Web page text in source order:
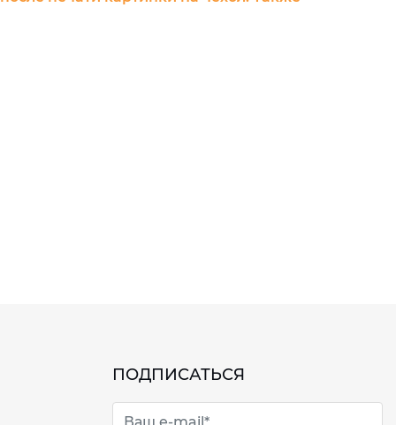
ПОДПИСАТЬСЯ